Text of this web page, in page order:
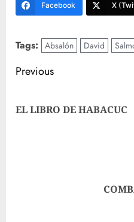
Facebook X
Tags: Absalón David
Post
Previous
EL LIBRO DE HABACUC